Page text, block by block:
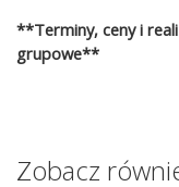
**Terminy, ceny i
grupowe**
Zobacz